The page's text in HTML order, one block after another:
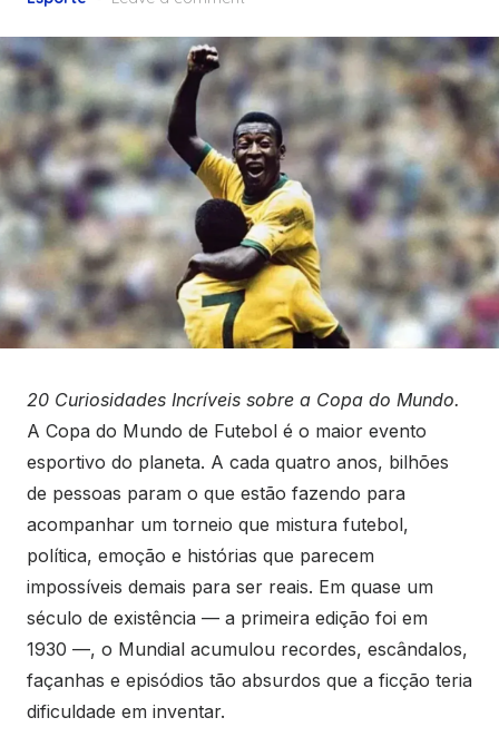
20 Curiosidades Incríveis sobre a Copa do Mundo.
A Copa do Mundo de Futebol é o maior evento
esportivo do planeta. A cada quatro anos, bilhões
de pessoas param o que estão fazendo para
acompanhar um torneio que mistura futebol,
política, emoção e histórias que parecem
impossíveis demais para ser reais. Em quase um
século de existência — a primeira edição foi em
1930 —, o Mundial acumulou recordes, escândalos,
façanhas e episódios tão absurdos que a ficção teria
dificuldade em inventar.